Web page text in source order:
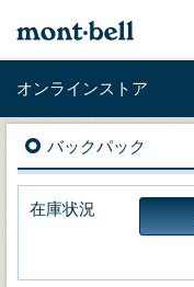
オンラインストア
バックパック
在庫状況